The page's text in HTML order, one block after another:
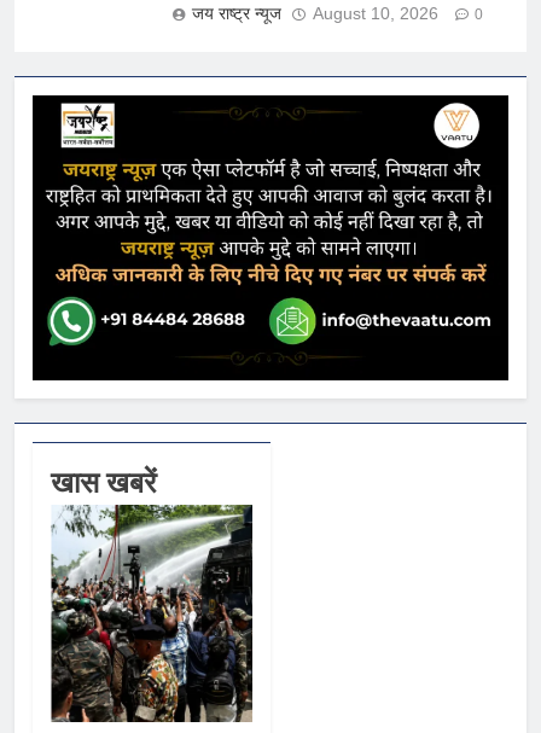
जय राष्ट्र न्यूज August 10, 2026 0
खास खबरें